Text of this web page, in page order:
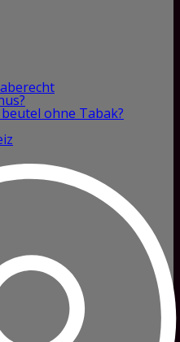
ohne Tabak?